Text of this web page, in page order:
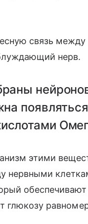
связь
нерв.
этими
нервными
глюкозу